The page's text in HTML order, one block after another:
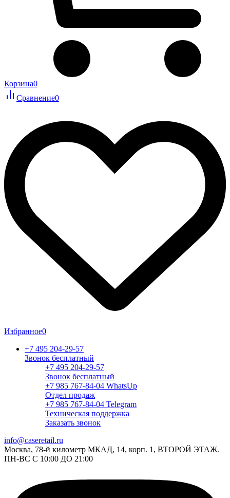
Корзина0
Сравнение0
Избранное0
+7 495 204-29-57
Звонок бесплатный
+7 495 204-29-57
Звонок бесплатный
+7 985 767-84-04 WhatsUp
Отдел продаж
+7 985 767-84-04 Telegram
Техническая поддержка
Заказать звонок
info@caseretail.ru
Москва, 78-й километр МКАД, 14, корп. 1, ВТОРОЙ ЭТАЖ.
ПН-ВС С 10:00 ДО 21:00